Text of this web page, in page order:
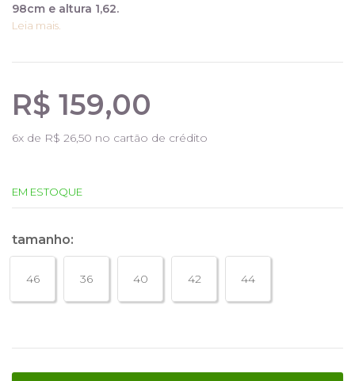
98cm e altura 1,62.
Leia mais.
R$ 159,00
6x de R$ 26,50 no cartão de crédito
EM ESTOQUE
tamanho:
46 36 40 42 44